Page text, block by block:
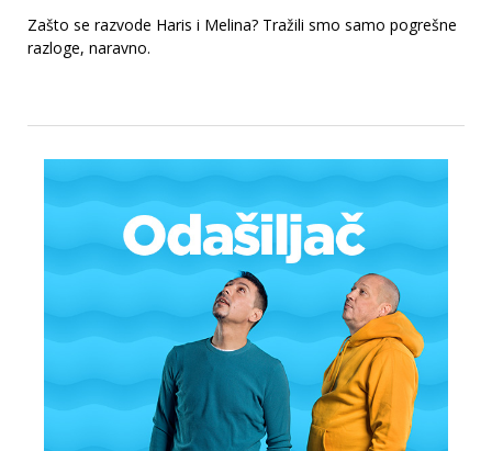
Zašto se razvode Haris i Melina? Tražili smo samo pogrešne
razloge, naravno.